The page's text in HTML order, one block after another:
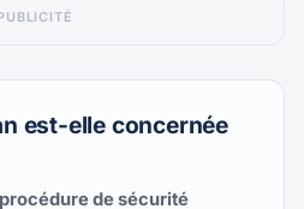
est-elle concernée
procédure de sécurité